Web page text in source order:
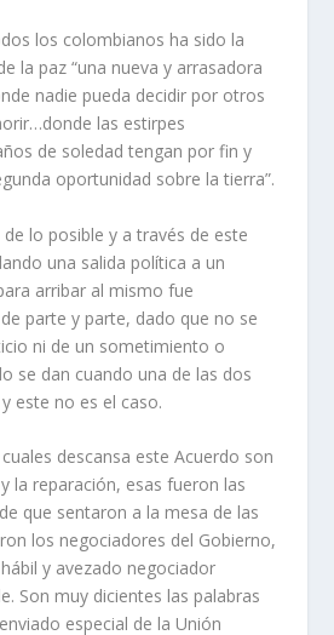
los colombianos ha sido la
la paz “una nueva y arrasadora
nadie pueda decidir por otros
las estirpes
de soledad tengan por fin y
oportunidad sobre la tierra”.
lo posible y a través de este
una salida política a un
arribar al mismo fue
parte y parte, dado que no se
ni de un sometimiento o
se dan cuando una de las dos
este no es el caso.
descansa este Acuerdo son
la reparación, esas fueron las
que sentaron a la mesa de las
los negociadores del Gobierno,
y avezado negociador
Son muy dicientes las palabras
especial de la Unión